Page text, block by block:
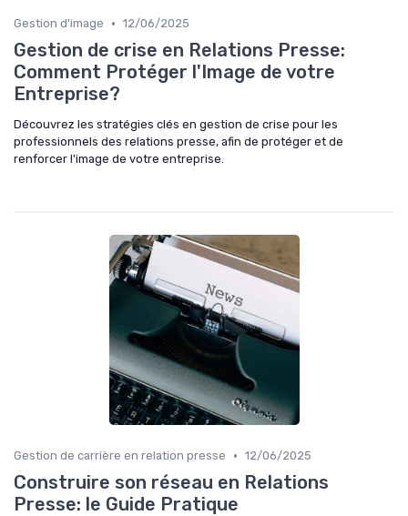
Gestion d'image • 12/06/2025
Gestion de crise en Relations Presse:
Comment Protéger l'Image de votre
Entreprise?
Découvrez les stratégies clés en gestion de crise pour les
professionnels des relations presse, afin de protéger et de
renforcer l'image de votre entreprise.
Gestion de carrière en relation presse • 12/06/2025
Construire son réseau en Relations
Presse: le Guide Pratique